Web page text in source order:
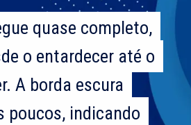
quase completo,
o entardecer até o
A borda escura
poucos, indicando
quase completo,
o entardecer até o
A borda escura
poucos, indicando